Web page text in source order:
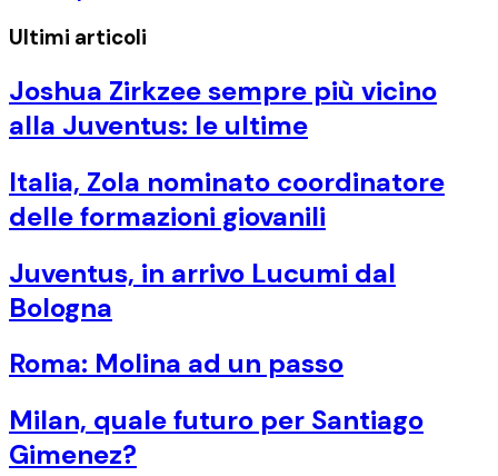
Ultimi articoli
Joshua Zirkzee sempre più vicino
alla Juventus: le ultime
Italia, Zola nominato coordinatore
delle formazioni giovanili
Juventus, in arrivo Lucumi dal
Bologna
Roma: Molina ad un passo
Milan, quale futuro per Santiago
Gimenez?